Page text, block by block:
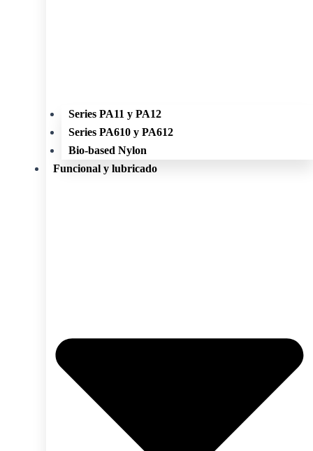
Series PA11 y PA12
Series PA610 y PA612
Bio-based Nylon
Funcional y lubricado